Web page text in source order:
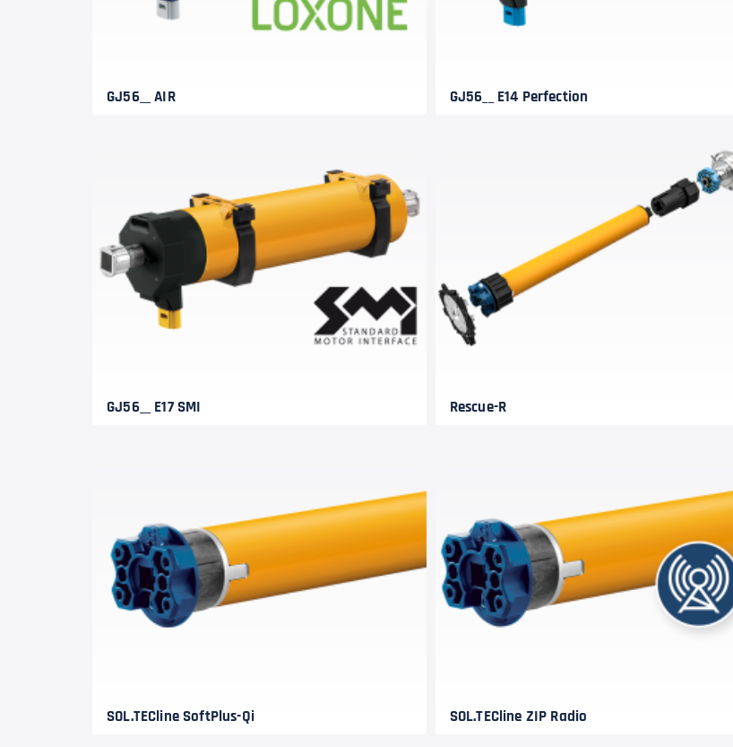
GJ56__ AIR GJ56__ E14 Perfection
GJ56__ E17 SMI Rescue-R
SOL.TECline SoftPlus-Qi SOL.TECline ZIP Radio